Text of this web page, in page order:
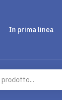
In prima linea